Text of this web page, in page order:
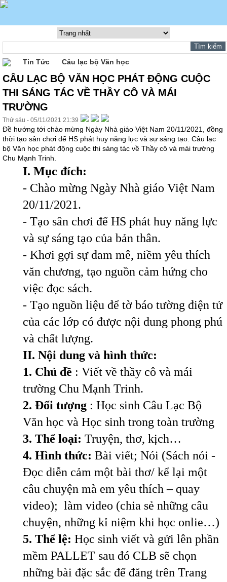
Tin Tức Câu lạc bộ Văn học
CÂU LẠC BỘ VĂN HỌC PHÁT ĐỘNG CUỘC
THI SÁNG TÁC VỀ THẦY CÔ VÀ MÁI
TRƯỜNG
Thứ sáu - 05/11/2021 21:39
Đề hướng tới chào mừng Ngày Nhà giáo Việt Nam 20/11/2021, đồng
thời tạo sân chơi để HS phát huy năng lực và sự sáng tạo. Câu lạc
bộ Văn học phát động cuộc thi sáng tác về Thầy cô và mái trường
Chu Mạnh Trinh.
I. Mục đích:
- Chào mừng Ngày Nhà giáo Việt Nam
20/11/2021.
- Tạo sân chơi để HS phát huy năng lực
và sự sáng tạo của bản thân.
- Khơi gợi sự đam mê, niềm yêu thích
văn chương, tạo nguồn cảm hứng cho
việc đọc sách.
- Tạo nguồn liệu để tờ báo tường điện tử
của các lớp có được nội dung phong phú
và chất lượng.
II. Nội dung và hình thức:
1. Chủ đề : Viết về thầy cô và mái
trường Chu Mạnh Trinh.
2. Đối tượng : Học sinh Câu Lạc Bộ
Văn học và Học sinh trong toàn trường
3. Thể loại: Truyện, thơ, kịch…
4. Hình thức: Bài viết; Nói (Sách nói -
Đọc diễn cảm một bài thơ/ kể lại một
câu chuyện mà em yêu thích – quay
video); làm video (chia sẻ những câu
chuyện, những kỉ niệm khi học onlie…)
5. Thể lệ: Học sinh viết và gửi lên phần
mềm PALLET sau đó CLB sẽ chọn
những bài đặc sắc để đăng trên Trang